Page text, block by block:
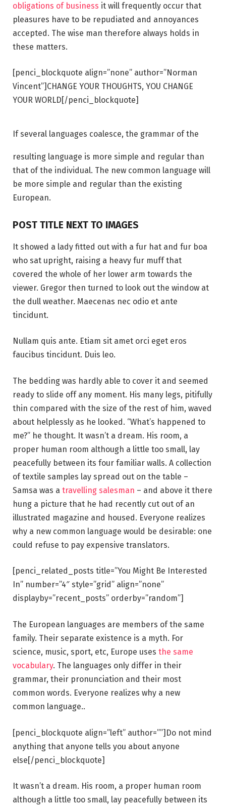
obligations of business it will frequently occur that
pleasures have to be repudiated and annoyances
accepted. The wise man therefore always holds in
these matters.
[penci_blockquote align=”none” author=”Norman
Vincent”]CHANGE YOUR THOUGHTS, YOU CHANGE
YOUR WORLD[/penci_blockquote]
If several languages coalesce, the grammar of the
resulting language is more simple and regular than
that of the individual. The new common language will
be more simple and regular than the existing
European.
POST TITLE NEXT TO IMAGES
It showed a lady fitted out with a fur hat and fur boa
who sat upright, raising a heavy fur muff that
covered the whole of her lower arm towards the
viewer. Gregor then turned to look out the window at
the dull weather. Maecenas nec odio et ante
tincidunt.
Nullam quis ante. Etiam sit amet orci eget eros
faucibus tincidunt. Duis leo.
The bedding was hardly able to cover it and seemed
ready to slide off any moment. His many legs, pitifully
thin compared with the size of the rest of him, waved
about helplessly as he looked. “What’s happened to
me?” he thought. It wasn’t a dream. His room, a
proper human room although a little too small, lay
peacefully between its four familiar walls. A collection
of textile samples lay spread out on the table –
Samsa was a travelling salesman – and above it there
hung a picture that he had recently cut out of an
illustrated magazine and housed. Everyone realizes
why a new common language would be desirable: one
could refuse to pay expensive translators.
[penci_related_posts title=”You Might Be Interested
In” number=”4″ style=”grid” align=”none”
displayby=”recent_posts” orderby=”random”]
The European languages are members of the same
family. Their separate existence is a myth. For
science, music, sport, etc, Europe uses the same
vocabulary. The languages only differ in their
grammar, their pronunciation and their most
common words. Everyone realizes why a new
common language..
[penci_blockquote align=”left” author=””]Do not mind
anything that anyone tells you about anyone
else[/penci_blockquote]
It wasn’t a dream. His room, a proper human room
although a little too small, lay peacefully between its